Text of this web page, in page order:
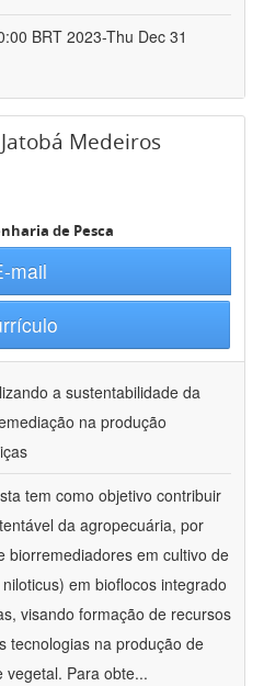
BRT 2023-Thu Dec 31
Medeiros
de Pesca
mail
a sustentabilidade da
na produção
tem como objetivo contribuir
da agropecuária, por
biorremediadores em cultivo de
em bioflocos integrado
visando formação de recursos
tecnologias na produção de
vegetal. Para obte...